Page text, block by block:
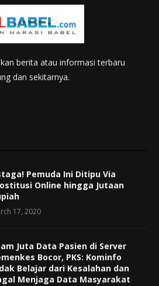
berita atau informasi terbaru
dan sekitarnya.
Pemuda Ini Ditipu Via
Online hingga Jutaan
17, 2020
Juta Data Pasien di Server
Bocor, PKS: Kominfo
Belajar dari Kesalahan dan
Menjaga Data Masyarakat